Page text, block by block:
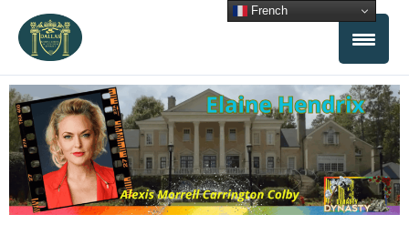
contenu
French